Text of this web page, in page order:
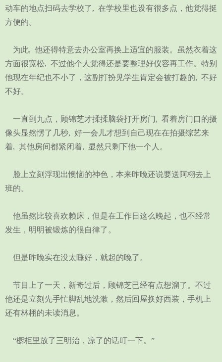
动车的地点扫码去学校了, 在学校里也设有很多点，他觉得挺
方便的。
为此, 他还得特意去办公室再换上适宜的服装。虽然衣着这
方面很宽松, 不过他个人觉得还是要整理好仪容再工作。特别
他现在年纪也不小了，这副打扮见学生肯定会被打趣的, 不好
不好。
一直到九点，顾锦芝才揉揉脑袋打开房门, 看着房门口的摄
像头显然愣了几秒, 好一会儿才想到自己现在在拍摄综艺来
着, 其他房间都紧闭着, 显然只剩下他一个人。
脸上立刻浮现出懊恼的神色，本来昨晚还说要送阿栩去上
班的。
他虽然比较喜欢赖床，但是在工作日这么晚起，也不经常
发生，明明被锻炼的很自律了。
但是昨晚实在没太睡好，就起的晚了。
节目上了一天，新奇过后，顾锦芝已经有点想溜了。不过
他还是立刻先手忙脚乱地洗漱，然后回屋换好西装，手机上
还有林栩的未读消息。
“橱柜里放了三明治，凉了的话叮一下。”